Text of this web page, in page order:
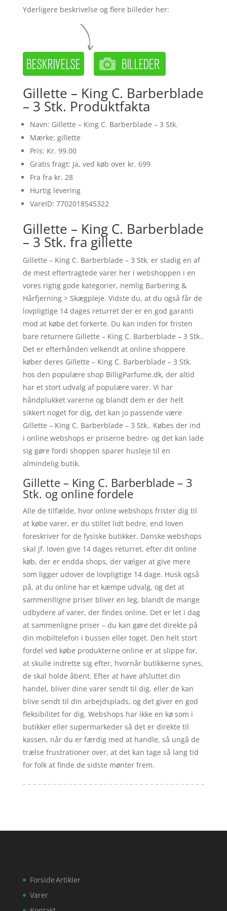
Yderligere beskrivelse og flere billeder her:
Gillette – King C. Barberblade
– 3 Stk. Produktfakta
Navn: Gillette – King C. Barberblade – 3 Stk.
Mærke: gillette
Pris: Kr. 99.00
Gratis fragt: Ja, ved køb over kr. 699
Fra fra kr. 28
Hurtig levering
VareID: 7702018545322
Gillette – King C. Barberblade
– 3 Stk. fra gillette
Gillette – King C. Barberblade – 3 Stk. er stadig en af
de mest eftertragtede varer her i webshoppen i en
vores rigtig gode kategorier, nemlig Barbering &
Hårfjerning > Skægpleje. Vidste du, at du også får de
lovpligtige 14 dages returret der er en god garanti
mod at købe det forkerte. Du kan inden for fristen
bare returnere Gillette – King C. Barberblade – 3 Stk..
Det er efterhånden velkendt at online shoppere
køber deres Gillette – King C. Barberblade – 3 Stk.
hos den populære shop BilligParfume.dk, der altid
har et stort udvalg af populære varer. Vi har
håndplukket varerne og blandt dem er der helt
sikkert noget for dig, det kan jo passende være
Gillette – King C. Barberblade – 3 Stk.. Købes der ind
i online webshops er priserne bedre- og det kan lade
sig gøre fordi shoppen sparer husleje til en
almindelig butik.
Gillette – King C. Barberblade – 3
Stk. og online fordele
Alle de tilfælde, hvor online webshops frister dig til
at købe varer, er du stillet lidt bedre, end loven
foreskriver for de fysiske butikker. Danske webshops
skal jf. loven give 14 dages returret. efter dit online
køb, der er endda shops, der vælger at give mere
som ligger udover de lovpligtige 14 dage. Husk også
på, at du online har et kæmpe udvalg, og det at
sammenlligne priser bliver en leg, blandt de mange
udbydere af varer, der findes online. Det er let i dag
at sammenligne priser – du kan gøre det direkte på
din mobiltelefon i bussen eller toget. Den helt stort
fordel ved købe produkterne online er at slippe for,
at skulle indrette sig efter, hvornår butikkerne synes,
de skal holde åbent. Efter at have afsluttet din
handel, bliver dine varer sendt til dig, eller de kan
blive sendt til din arbejdsplads, og det giver en god
fleksibilitet for dig. Webshops har ikke en kø som i
butikker eller supermarkeder så det er direkte til
kassen, når du er færdig med at handle, så ungå de
trælse frustrationer over, at det kan tage så lang tid
for folk at finde de sidste mønter frem.
Forside
Varer
Artikler